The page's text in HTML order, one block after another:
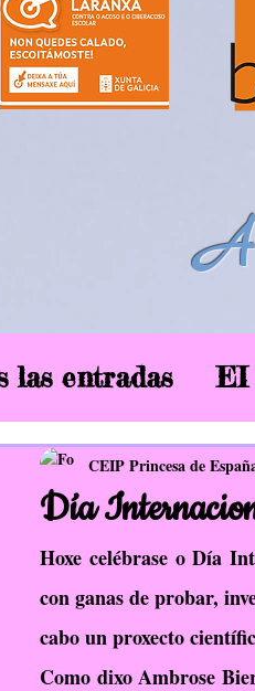
las entradas EI
Curso2019/
EF
ben
Día
CEIP Princesa de
Hoxe celébrase o Día
con ganas de probar,
cabo un proxecto
Como dixo Ambrose